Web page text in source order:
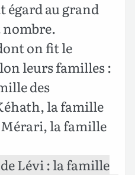
égard au grand
on fit le
leurs familles :
des
la famille
Mérari, la famille
Lévi : la famille